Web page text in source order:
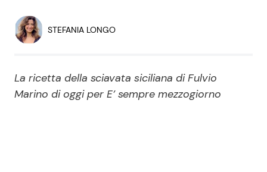
Economia
Persone Scomparse
Politica Reality e Talent
STEFANIA LONGO
La ricetta della sciavata siciliana di Fulvio
Marino di oggi per E’ sempre mezzogiorno